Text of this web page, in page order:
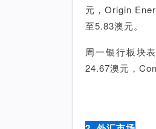
元，Origin
至5.83澳元。
周一银行板块
24.67澳元，